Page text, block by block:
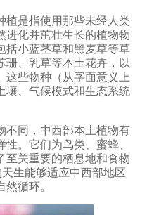
植是指使用那些未经人类
进化并茁壮生长的植物物
括小蓝茎草和黑麦草等草
珊、乳草等本土花卉，以
这些物种（从字面意义上
壤、气候模式和生态系统
不同，中西部本土植物有
。它们为鸟类、蜜蜂、
至关重要的栖息地和食物
生能够适应中西部地区
循环。